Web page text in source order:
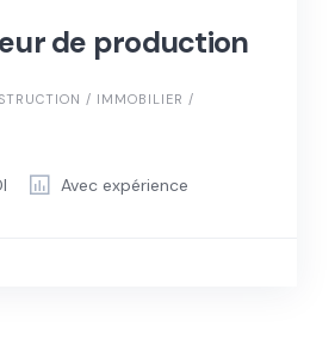
de production
/ IMMOBILIER /
Avec expérience